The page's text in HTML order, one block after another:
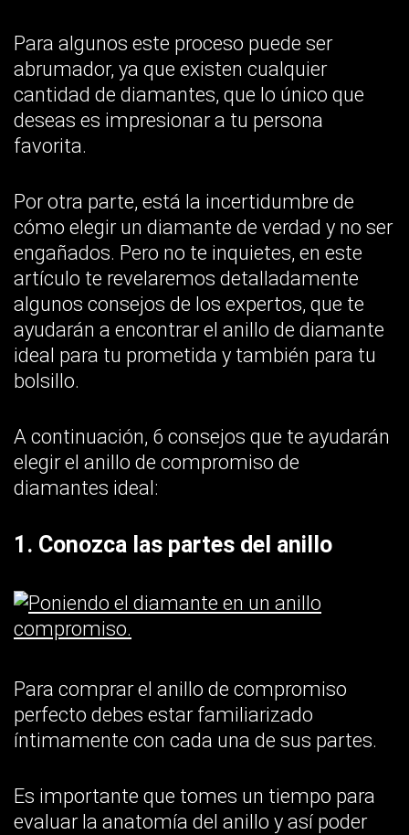
Para algunos este proceso puede ser
abrumador, ya que existen cualquier
cantidad de diamantes, que lo único que
deseas es impresionar a tu persona
favorita.
Por otra parte, está la incertidumbre de
cómo elegir un diamante de verdad y no ser
engañados. Pero no te inquietes, en este
artículo te revelaremos detalladamente
algunos consejos de los expertos, que te
ayudarán a encontrar el anillo de diamante
ideal para tu prometida y también para tu
bolsillo.
A continuación, 6 consejos que te ayudarán
elegir el anillo de compromiso de
diamantes ideal:
1. Conozca las partes del anillo
Para comprar el anillo de compromiso
perfecto debes estar familiarizado
íntimamente con cada una de sus partes.
Es importante que tomes un tiempo para
evaluar la anatomía del anillo y así poder